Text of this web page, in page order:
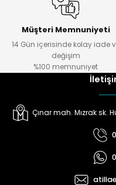
Müşteri Memnuniyeti
14 Gün içerisinde kolay iade
değişim
%100 memnuniyet
Çınar mah. Mızrak sk.